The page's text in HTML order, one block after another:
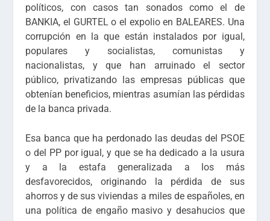
políticos, con casos tan sonados como el de
BANKIA, el GURTEL o el expolio en BALEARES. Una
corrupción en la que están instalados por igual,
populares y socialistas, comunistas y
nacionalistas, y que han arruinado el sector
público, privatizando las empresas públicas que
obtenían beneficios, mientras asumían las pérdidas
de la banca privada.
Esa banca que ha perdonado las deudas del PSOE
o del PP por igual, y que se ha dedicado a la usura
y a la estafa generalizada a los más
desfavorecidos, originando la pérdida de sus
ahorros y de sus viviendas a miles de españoles, en
una política de engaño masivo y desahucios que